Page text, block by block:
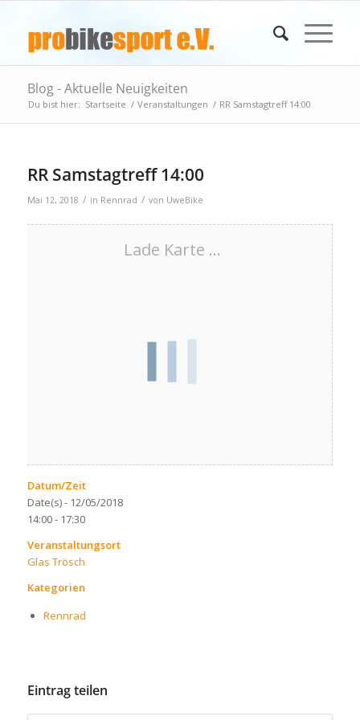
Blog - Aktuelle Neuigkeiten
Du bist hier: Startseite / Veranstaltungen / RR Samstagtreff 14:00
RR Samstagtreff 14:00
Mai 12, 2018 / in Rennrad / von UweBike
Lade Karte ...
Datum/Zeit
Date(s) - 12/05/2018
14:00 - 17:30
Veranstaltungsort
Glas Trösch
Kategorien
Rennrad
Eintrag teilen